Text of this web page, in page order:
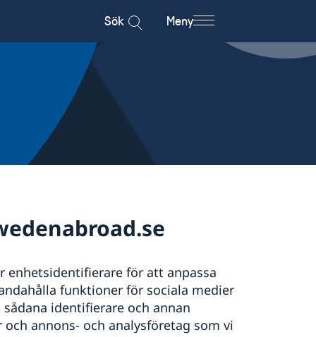
Sök Meny
enhetsidentifierare för att anpassa
funktioner för sociala medier
identifierare och annan
annons- och analysföretag som vi